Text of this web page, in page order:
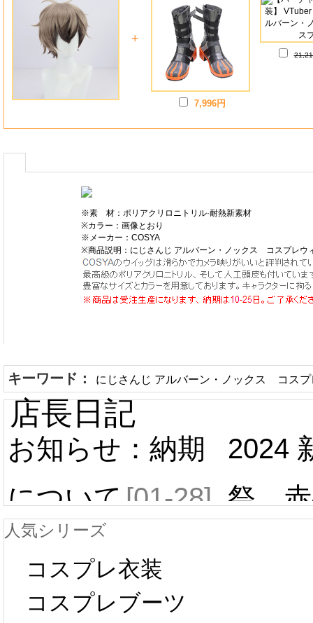
+
7,996円
※素 材：ポリアクリロニトリル·耐熱新素材
※カラー：画像とおり
※メーカー：COSYA
※商品説明：にじさんじ アルバーン・ノックス コスプレウ
キーワード： にじさんじ アルバーン・ノックス コスプ
店長日記
お知らせ：納期
について[01-28]
中国旧正月の影
響で2024年2月5
2024
祭 赤
人気シリーズ
コスプレ衣装
コスプレブーツ